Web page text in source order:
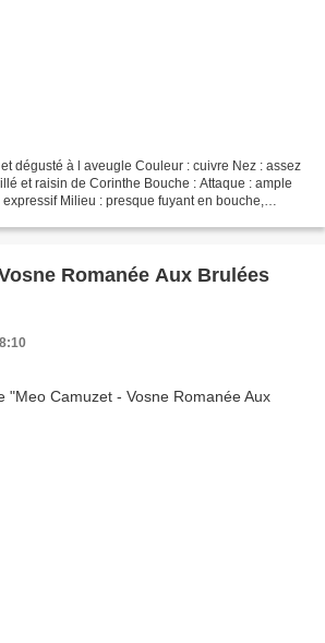
dégusté à l aveugle Couleur : cuivre Nez : assez
et raisin de Corinthe Bouche : Attaque : ample
Milieu : presque fuyant en bouche,
Romanée Aux Brulées